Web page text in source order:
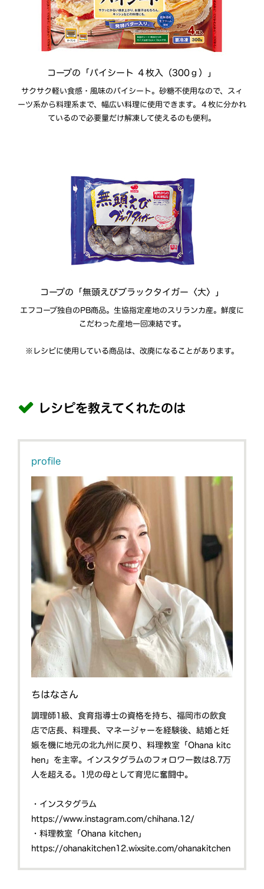
コープの「パイシート ４枚入（300ｇ）」
サクサク軽い食感・風味のパイシート。砂糖不使用なので、スィ
ーツ系から料理系まで、幅広い料理に使用できます。４枚に分かれ
ているので必要量だけ解凍して使えるのも便利。
コープの「無頭えびブラックタイガー〈大〉」
エフコープ独自のPB商品。生協指定産地のスリランカ産。鮮度に
こだわった産地一回凍結です。
※レシピに使用している商品は、改廃になることがあります。
レシピを教えてくれたのは
profile
ちはなさん
調理師1級、食育指導士の資格を持ち、福岡市の飲食
店で店長、料理長、マネージャーを経験後、結婚と妊
娠を機に地元の北九州に戻り、料理教室「Ohana kitc
hen」を主宰。インスタグラムのフォロワー数は8.7万
人を超える。1児の母として育児に奮闘中。
・インスタグラム
https://www.instagram.com/chihana.12/
・料理教室「Ohana kitchen」
https://ohanakitchen12.wixsite.com/ohanakitchen